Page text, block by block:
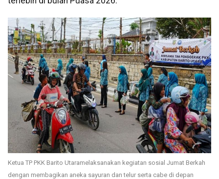
Ketua TP PKK Barito Utaramelaksanakan kegiatan sosial Jumat Berkah
dengan membagikan aneka sayuran dan telur serta cabe di depan